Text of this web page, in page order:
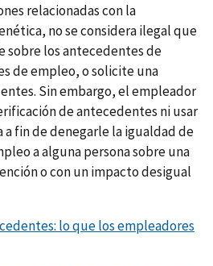
relacionadas con la
no se considera ilegal que
sobre los antecedentes de
de empleo, o solicite una
Sin embargo, el empleador
de antecedentes ni usar
fin de denegarle la igualdad de
a alguna persona sobre una
o con un impacto desigual
lo que los empleadores